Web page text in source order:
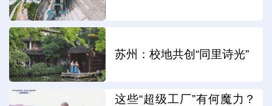
苏州：校地共创“同里诗光”
这些“超级工厂”有何魔力？